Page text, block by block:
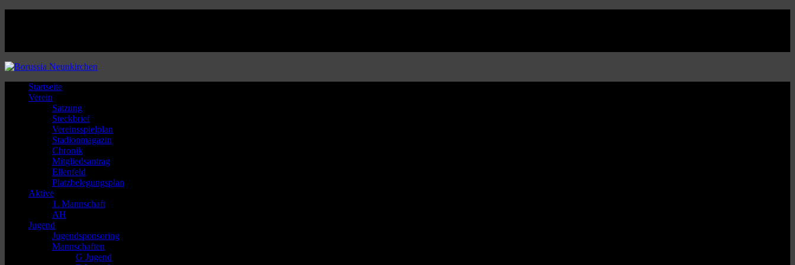
Startseite
Verein
Satzung
Steckbrief
Vereinsspielplan
Stadionmagazin
Chronik
Mitgliedsantrag
Ellenfeld
Platzbelegungsplan
Aktive
1. Mannschaft
AH
Jugend
Jugendsponsoring
Mannschaften
G Jugend